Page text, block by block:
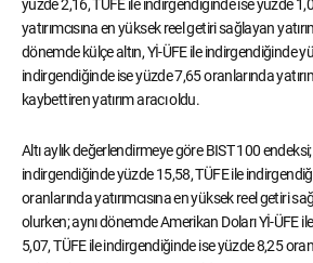
yüzde 2,16, TÜFE ile indirgendiğinde ise yüzde
yatırımcısına en yüksek reel getiri sağlayan
dönemde külçe altın, Yİ-ÜFE ile indirgendiğinde
indirgendiğinde ise yüzde 7,65 oranlarında
kaybettiren yatırım aracı oldu.
Altı aylık değerlendirmeye göre BIST 100 endeksi;
indirgendiğinde yüzde 15,58, TÜFE ile
oranlarında yatırımcısına en yüksek reel getiri
olurken; aynı dönemde Amerikan Doları Yİ-ÜFE
5,07, TÜFE ile indirgendiğinde ise yüzde 8,25